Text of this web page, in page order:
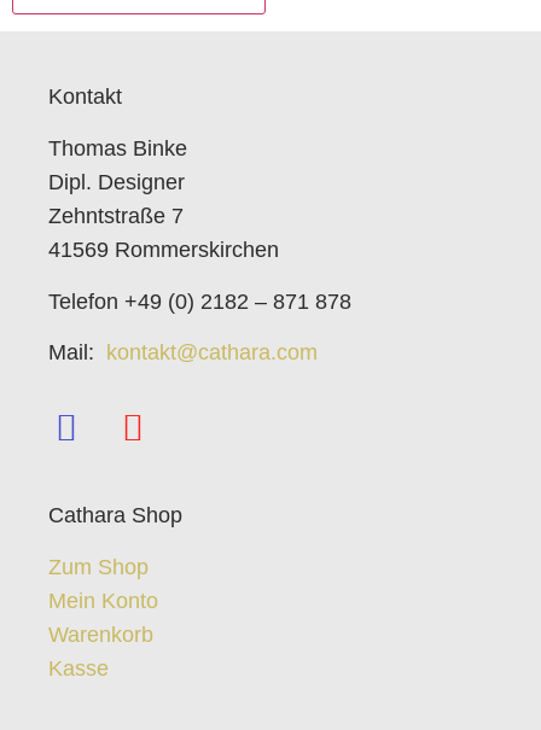
Kontakt
Thomas Binke
Dipl. Designer
Zehntstraße 7
41569 Rommerskirchen
Telefon +49 (0) 2182 – 871 878
Mail: kontakt@cathara.com
Cathara Shop
Zum Shop
Mein Konto
Warenkorb
Kasse